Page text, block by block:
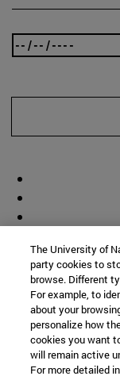
The University of
party cookies to
browse. Different
For example, to
about your
personalize how
cookies you want
will remain active
For more detailed